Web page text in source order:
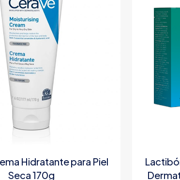
Hidratante para Piel
Seca 170g